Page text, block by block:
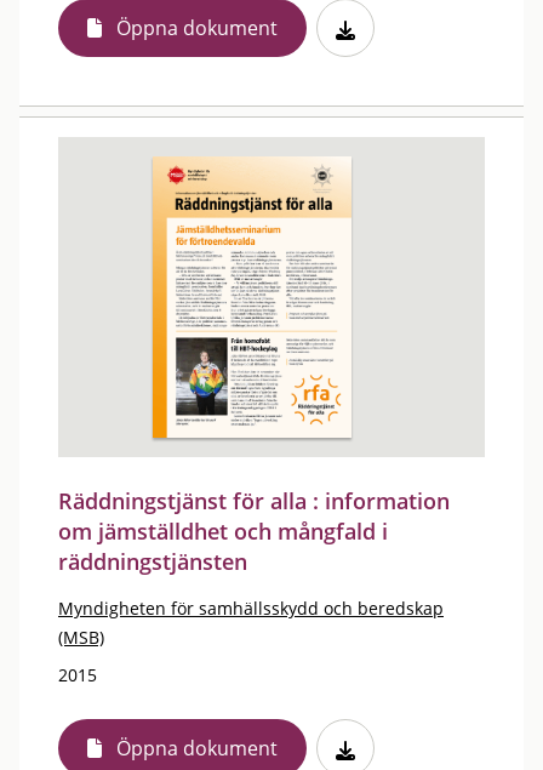
Öppna dokument
Räddningstjänst för alla : information
om jämställdhet och mångfald i
räddningstjänsten
Myndigheten för samhällsskydd och beredskap
(MSB)
2015
Öppna dokument